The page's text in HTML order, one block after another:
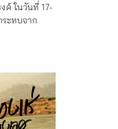
ค์ ในวันที่ 17-
ะทบจาก